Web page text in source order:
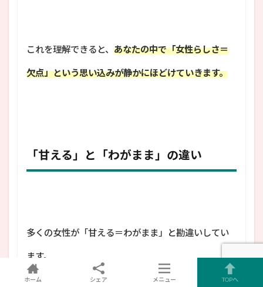
これを理解できると、 あなたの中で「女性らしさ＝
欠点」という思い込みが静かにほどけていきます。
「甘える」と「わがまま」の違い
多くの女性が「甘える＝わがまま」と勘違いしてい
ます。
でも、この2つはまったく別物です。
ホーム シェア メニュー TOPへ